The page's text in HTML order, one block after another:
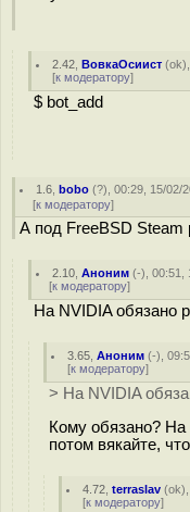
2.42 ,ВовкаОсиист (ok
[к модератору]
$ bot_add
1.6 ,bobo (?), 00:29, 15/02/
[к модератору]
А под FreeBSD Steam
2.10 ,Аноним (-), 00:51,
[к модератору]
На NVIDIA обязано
3.65 ,Аноним (-),
[к модератору]
> На NVIDIA
Кому обязано? На
потом вякайте,
4.72 ,terraslav (ok
[к модератору]